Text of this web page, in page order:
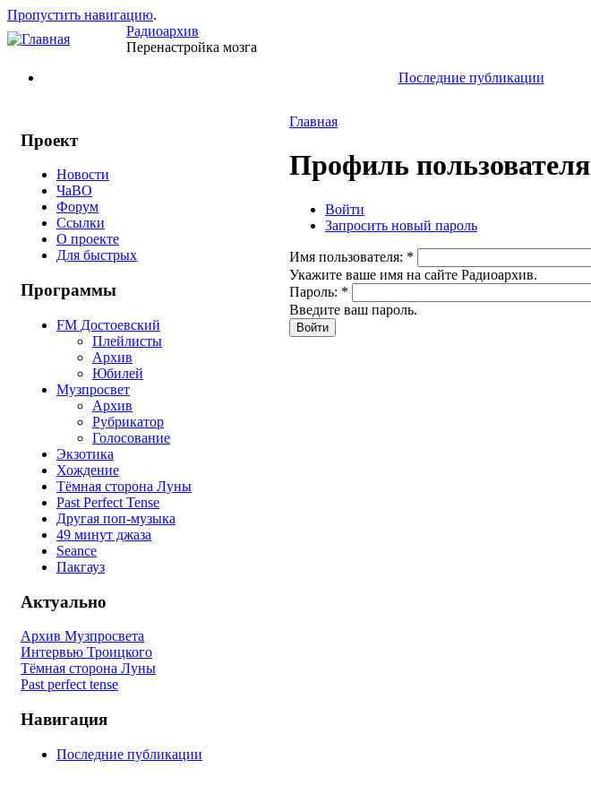
Пропустить навигацию.
Радиоархив
Перенастройка мозга
Последние публикации
Проект
Новости
ЧаВО
Форум
Ссылки
О проекте
Для быстрых
Программы
FM Достоевский
Плейлисты
Архив
Юбилей
Музпросвет
Архив
Рубрикатор
Голосование
Экзотика
Хождение
Тёмная сторона Луны
Past Perfect Tense
Другая поп-музыка
49 минут джаза
Seance
Пакгауз
Актуально
Архив Музпросвета
Интервью Троицкого
Тёмная сторона Луны
Past perfect tense
Навигация
Последние публикации
Главная
Профиль пользователя
Войти
Запросить новый пароль
Имя пользователя: *
Укажите ваше имя на сайте Радиоархив.
Пароль: *
Введите ваш пароль.